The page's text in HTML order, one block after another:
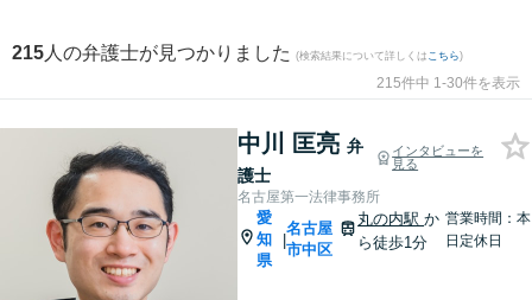
215 人の弁護士が見つかりました (検索結果について詳しくは こちら)
215件中 1-30件を表示
中川 匡亮 弁
護士
インタビューを
見る
名古屋第一法律事務所
愛
知
県
|
名古屋
市中区
丸の内駅か
ら徒歩1分
営業時間：本
日定休日